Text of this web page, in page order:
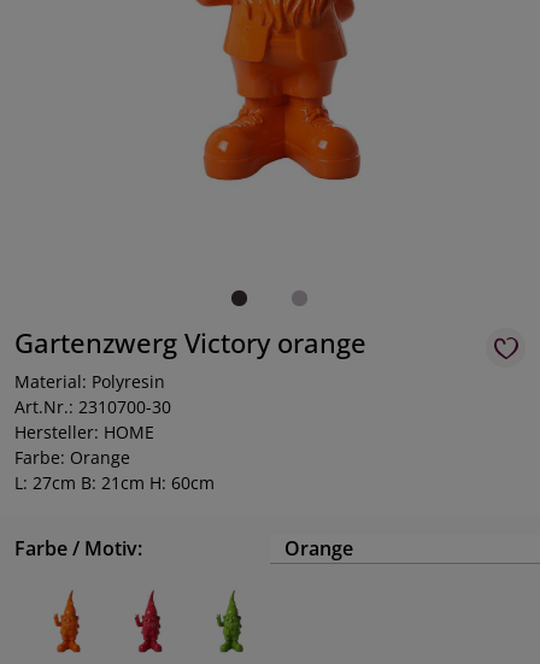
Gartenzwerg Victory orange
Material: Polyresin
Art.Nr.: 2310700-30
Hersteller: HOME
Farbe: Orange
L: 27cm B: 21cm H: 60cm
Farbe / Motiv: Orange